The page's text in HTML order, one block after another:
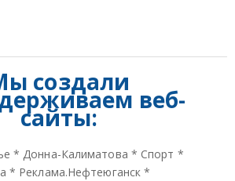
создали
веб-
сайты:
* Донна-Калиматова * Спорт *
* Реклама.Нефтеюганск *